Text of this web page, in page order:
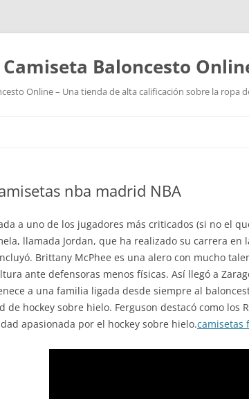
Baloncesto
Online – Una tienda de alta calificación sobre la ropa
nba madrid NBA
a uno de los jugadores más criticados (si no el
llamada Jordan, que ha realizado su carrera en
Brittany McPhee es una alero con mucho
ante defensoras menos físicas. Así llegó a
a una familia ligada desde siempre al
de hockey sobre hielo. Ferguson destacó como
apasionada por el hockey sobre hielo.camisetas